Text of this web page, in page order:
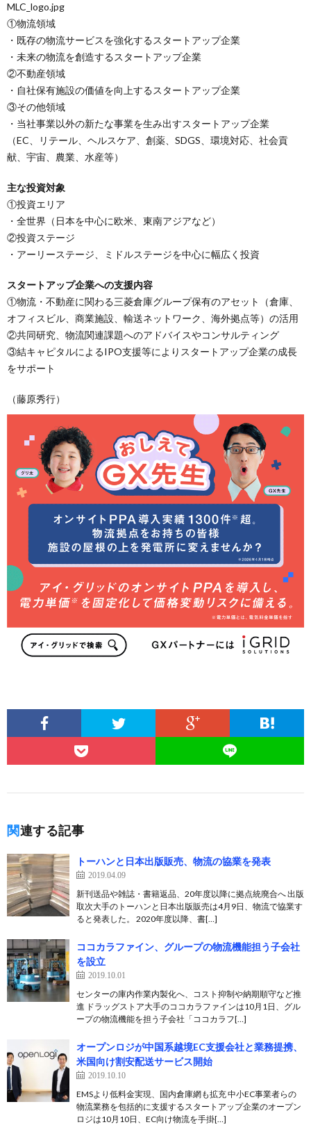
MLC_logo.jpg
①物流領域
・既存の物流サービスを強化するスタートアップ企業
・未来の物流を創造するスタートアップ企業
②不動産領域
・自社保有施設の価値を向上するスタートアップ企業
③その他領域
・当社事業以外の新たな事業を生み出すスタートアップ企業
（EC、リテール、ヘルスケア、創薬、SDGS、環境対応、社会貢
献、宇宙、農業、水産等）
主な投資対象
①投資エリア
・全世界（日本を中心に欧米、東南アジアなど）
②投資ステージ
・アーリーステージ、ミドルステージを中心に幅広く投資
スタートアップ企業への支援内容
①物流・不動産に関わる三菱倉庫グループ保有のアセット（倉庫、
オフィスビル、商業施設、輸送ネットワーク、海外拠点等）の活用
②共同研究、物流関連課題へのアドバイスやコンサルティング
③結キャピタルによるIPO支援等によりスタートアップ企業の成長
をサポート
（藤原秀行）
関連する記事
トーハンと日本出版販売、物流の協業を発表
2019.04.09
新刊送品や雑誌・書籍返品、20年度以降に拠点統廃合へ 出版
取次大手のトーハンと日本出版販売は4月9日、物流で協業す
ると発表した。 2020年度以降、書[…]
ココカラファイン、グループの物流機能担う子会社
を設立
2019.10.01
センターの庫内作業内製化へ、コスト抑制や納期順守など推
進 ドラッグストア大手のココカラファインは10月1日、グル
ープの物流機能を担う子会社「ココカラフ[…]
オープンロジが中国系越境EC支援会社と業務提携、
米国向け割安配送サービス開始
2019.10.10
EMSより低料金実現、国内倉庫網も拡充 中小EC事業者らの
物流業務を包括的に支援するスタートアップ企業のオープン
ロジは10月10日、EC向け物流を手掛[…]